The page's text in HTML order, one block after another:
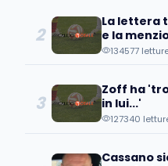
2
La lettera
e la
Coelho
134577
3
Zoff ha
in lui...'
127340
Cassano